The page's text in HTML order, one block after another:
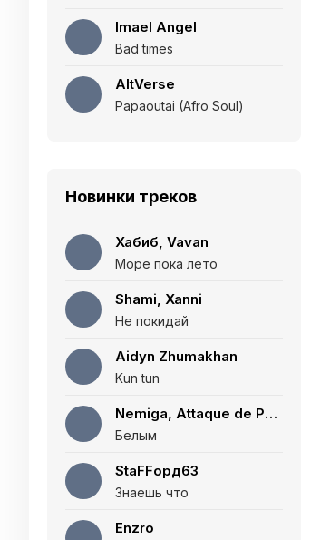
Imael Angel
Bad times
AltVerse
Papaoutai (Afro Soul)
Новинки треков
Хабиб, Vavan
Море пока лето
Shami, Xanni
Не покидай
Aidyn Zhumakhan
Kun tun
Nemiga, Attaque de Panique
Белым
StaFFорд63
Знаешь что
Enzro